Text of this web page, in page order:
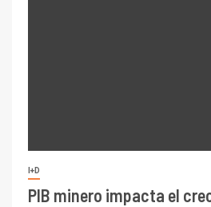
I+D
PIB minero impacta el